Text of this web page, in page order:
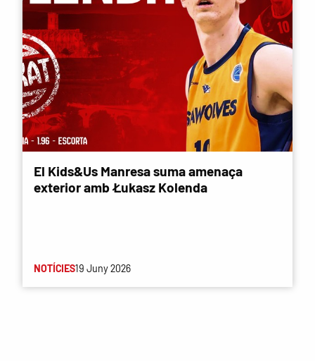
El Kids&Us Manresa suma amenaça
exterior amb Łukasz Kolenda
NOTÍCIES19 Juny 2026